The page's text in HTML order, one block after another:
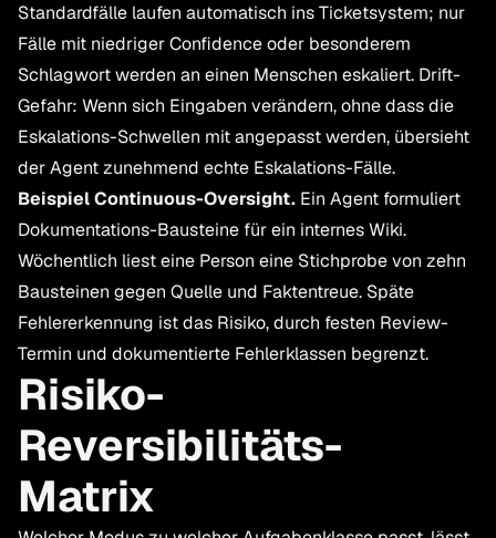
Standardfälle laufen automatisch ins Ticketsystem; nur
Fälle mit niedriger Confidence oder besonderem
Schlagwort werden an einen Menschen eskaliert. Drift-
Gefahr: Wenn sich Eingaben verändern, ohne dass die
Eskalations-Schwellen mit angepasst werden, übersieht
der Agent zunehmend echte Eskalations-Fälle.
Beispiel Continuous-Oversight. Ein Agent formuliert
Dokumentations-Bausteine für ein internes Wiki.
Wöchentlich liest eine Person eine Stichprobe von zehn
Bausteinen gegen Quelle und Faktentreue. Späte
Fehlererkennung ist das Risiko, durch festen Review-
Termin und dokumentierte Fehlerklassen begrenzt.
Risiko-
Reversibilitäts-
Matrix